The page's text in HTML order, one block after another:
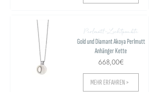
Perlmutt-Lichtpunkte
Gold und Diamant Akoya Perlmutt
Anhänger Kette
668,00€
MEHR ERFAHREN >